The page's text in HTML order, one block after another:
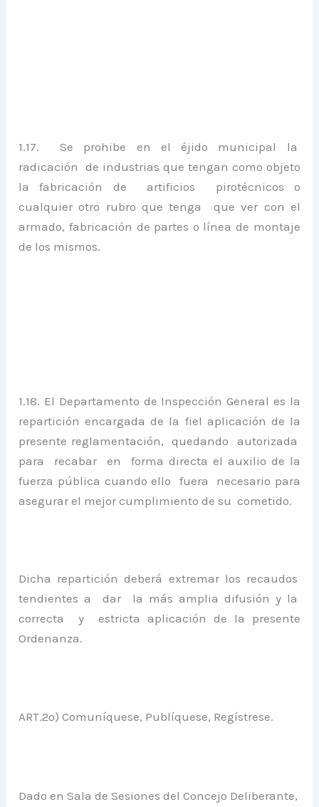
1.17. Se prohibe en el éjido municipal la
radicación de industrias que tengan como objeto
la fabricación de artificios pirotécnicos o
cualquier otro rubro que tenga que ver con el
armado, fabricación de partes o línea de montaje
de los mismos.
1.18. El Departamento de Inspección General es la
repartición encargada de la fiel aplicación de la
presente reglamentación, quedando autorizada
para recabar en forma directa el auxilio de la
fuerza pública cuando ello fuera necesario para
asegurar el mejor cumplimiento de su cometido.
Dicha repartición deberá extremar los recaudos
tendientes a dar la más amplia difusión y la
correcta y estricta aplicación de la presente
Ordenanza.
ART.2º) Comuníquese, Publíquese, Regístrese.
Dado en Sala de Sesiones del Concejo Deliberante,